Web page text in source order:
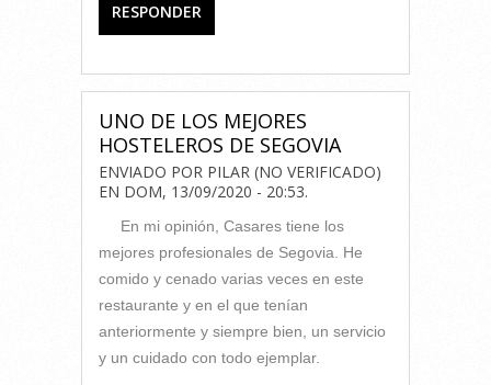
RESPONDER
UNO DE LOS MEJORES
HOSTELEROS DE SEGOVIA
ENVIADO POR PILAR (NO VERIFICADO)
EN DOM, 13/09/2020 - 20:53.
En mi opinión, Casares tiene los
mejores profesionales de Segovia. He
comido y cenado varias veces en este
restaurante y en el que tenían
anteriormente y siempre bien, un servicio
y un cuidado con todo ejemplar.